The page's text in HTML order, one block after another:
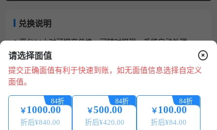
兑换说明
1.平台24小时可提交兑换，可随时提现，系统自动处理。
2.请核对卡号/卡密正确无误，若信息错误，将无法回收。
3.卡券来源正规合法:提现秒到账 微信、支付宝提现0费用。
4.为保证您的账户安全，请配合平台做好相关身份认证，提
现必须保持实名账号一致。
赃、诈骗、洗钱等违法犯罪活动。
6.如有回收问题，请点在线咨询（在线客服 QQ 微信 电话）
请选择面值
提交正确面值有利于快速到账，如无面值信息选择自定义
面值。
￥1000.00
折后¥840.00
84折
￥500.00
折后¥420.00
84折
￥100.00
折后¥84.00
84折